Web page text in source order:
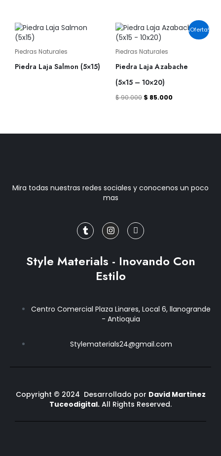
Piedras Naturales
Piedra Laja Salmon (5×15)
¡Oferta!
Piedras Naturales
Piedra Laja Azabache
(5×15 – 10×20)
$90.000
El
precio
original
era:
$ 85.000
El
precio
actual
Mira todas nuestras redes sociales y conocenos un poco
mas
m
b
s
t
r
a
m
i
-
c
e
-
f
Style Materials - Inovando Con
Estilo
Centro Comercial Plaza Linares, Local 6, llanogrande
- Antioquia
Stylematerials24@gmail.com
Copyright © 2024 Desarrollado por David Martinez
Tuceodigital. All Rights Reserved.